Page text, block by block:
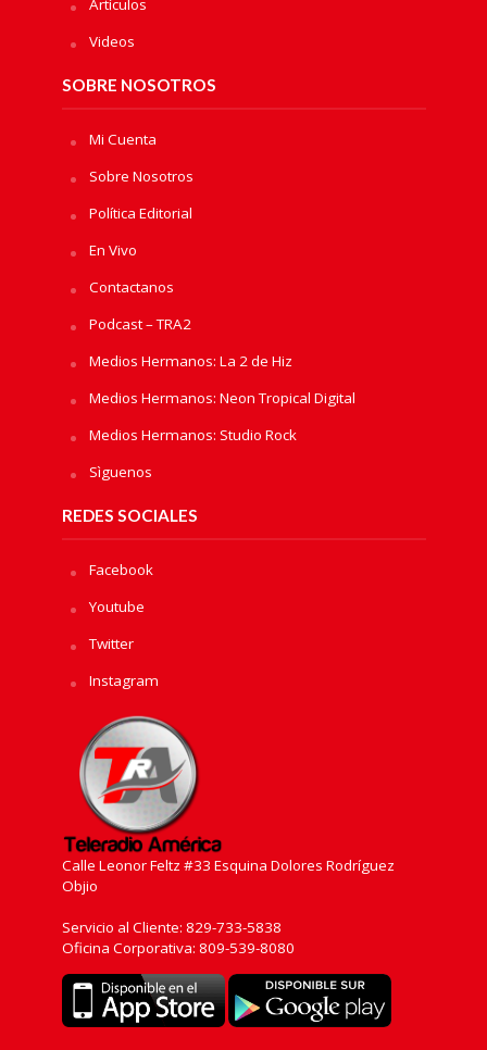
Artículos
Videos
SOBRE NOSOTROS
Mi Cuenta
Sobre Nosotros
Política Editorial
En Vivo
Contactanos
Podcast – TRA2
Medios Hermanos: La 2 de Hiz
Medios Hermanos: Neon Tropical Digital
Medios Hermanos: Studio Rock
Sìguenos
REDES SOCIALES
Facebook
Youtube
Twitter
Instagram
Calle Leonor Feltz #33 Esquina Dolores Rodríguez
Objio
Servicio al Cliente: 829-733-5838
Oficina Corporativa: 809-539-8080